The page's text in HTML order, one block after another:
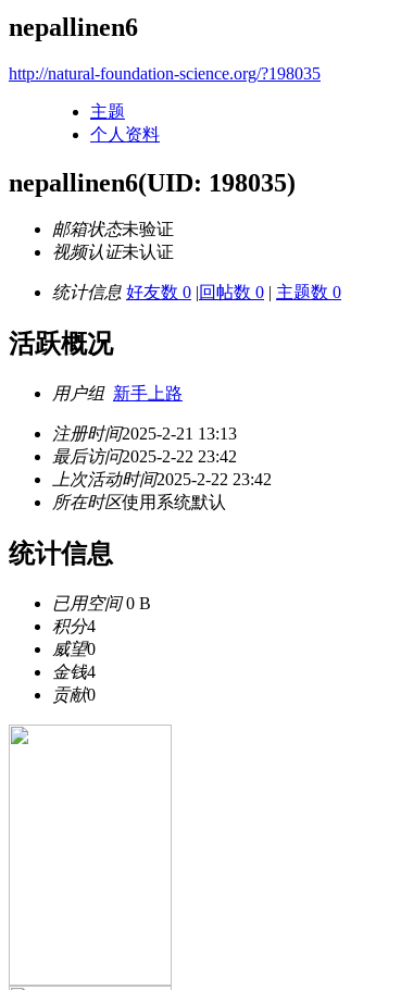
nepallinen6
http://natural-foundation-science.org/?198035
主题
个人资料
nepallinen6(UID: 198035)
邮箱状态未验证
视频认证未认证
统计信息 好友数 0 |回帖数 0 | 主题数 0
活跃概况
用户组 新手上路
注册时间2025-2-21 13:13
最后访问2025-2-22 23:42
上次活动时间2025-2-22 23:42
所在时区使用系统默认
统计信息
已用空间0 B
积分4
威望0
金钱4
贡献0